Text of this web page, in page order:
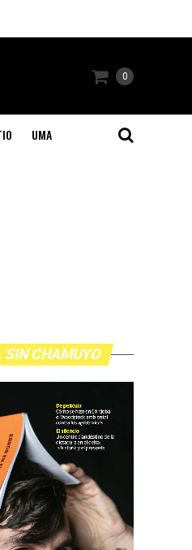
0
UMA
SIN CHAMUYO